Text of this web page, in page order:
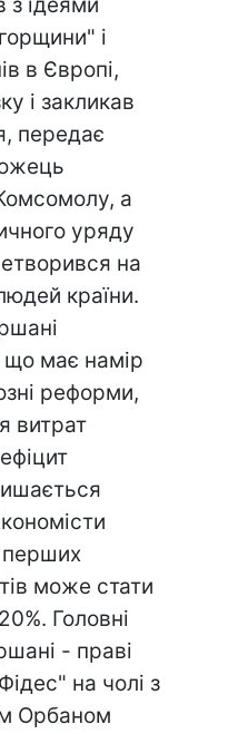
і
в Європі,
і закликав
передає
а
уряду
на
країни.
що має намір
реформи,
витрат
може стати
Головні
- праві
на чолі з
Орбаном